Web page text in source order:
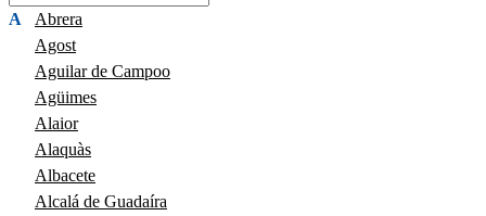
A
Abrera
Agost
Aguilar de Campoo
Agüimes
Alaior
Alaquàs
Albacete
Alcalá de Guadaíra